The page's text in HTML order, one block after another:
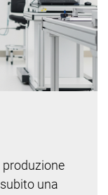
produzione
una